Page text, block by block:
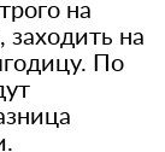
на
заходить на
По